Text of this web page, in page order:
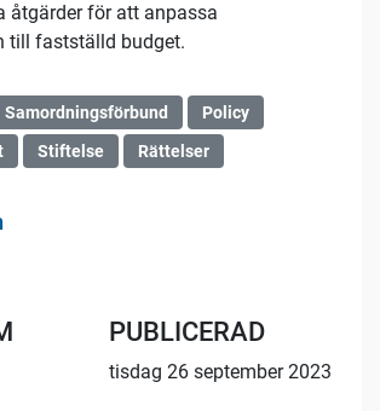
åtgärder för att anpassa
till fastställd budget.
Samordningsförbund
Policy
Stiftelse Rättelser
PUBLICERAD
tisdag 26 september 2023